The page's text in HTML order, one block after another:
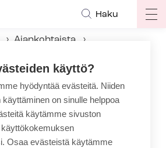
Haku
Ajankohtaista
Ilmoittaudu vuoden suurimpaan tapahtumaan Särkänniemeen
käyttö?
hyödyntää evästeitä. Niiden
on sinulle helppoa
käytämme sivuston
Osaa evästeistä käytämme